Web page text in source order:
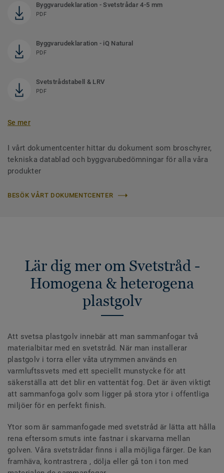
Byggvarudeklaration - Svetstrådar 4-5 mm
PDF
Byggvarudeklaration - iQ Natural
PDF
Svetstrådstabell & LRV
PDF
Se mer
I vårt dokumentcenter hittar du dokument som broschyrer,
tekniska datablad och byggvarubedömningar för alla våra
produkter
BESÖK VÅRT DOKUMENTCENTER
Lär dig mer om Svetstråd -
Homogena & heterogena
plastgolv
Att svetsa plastgolv innebär att man sammanfogar två
materialbitar med en svetstråd. När man installerar
plastgolv i torra eller våta utrymmen används en
varmluftssvets med ett speciellt munstycke för att
säkerställa att det blir en vattentät fog. Det är även viktigt
att sammanfoga golv som ligger på stora ytor i offentliga
miljöer för en perfekt finish.
Ytor som är sammanfogade med svetstråd är lätta att hålla
rena eftersom smuts inte fastnar i skarvarna mellan
golven. Våra svetstrådar finns i alla möjliga färger. De kan
framhäva, kontrastrera , dölja eller gå ton i ton med